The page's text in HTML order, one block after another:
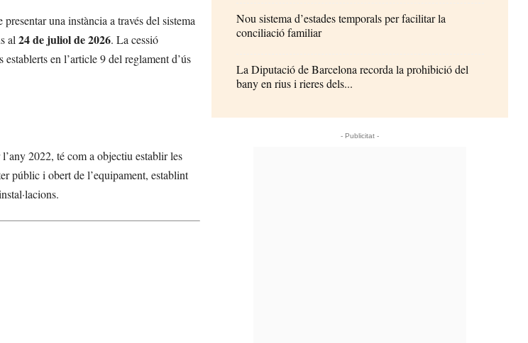
una instància a través del sistema
al24 de juliol de 2026. La cessió
en l’article 9 del reglament d’ús
2022, té com a objectiu establir les
públic i obert de l’equipament, establint
Nou sistema d’estades temporals per facilitar la
conciliació familiar
La Diputació de Barcelona recorda la prohibició del
bany en rius i rieres dels...
- Publicitat -